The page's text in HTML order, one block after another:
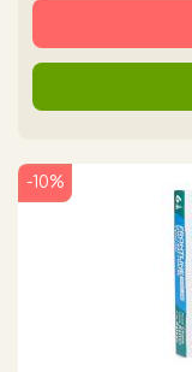
-10%